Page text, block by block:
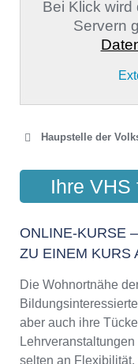
Bei Klick
Servern
Haupstelle der
KVHS
Ihre VHS
ONLINE-KURSE
ZU EINEM KURS
Die Wohnortnähe
aber auch ihre
selten an